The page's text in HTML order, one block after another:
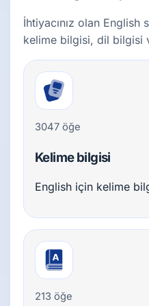
İhtiyacınız olan English
kelime bilgisi, dil bilgisi
3047 öğe
Kelime bilgisi
English için kelime
213 öğe